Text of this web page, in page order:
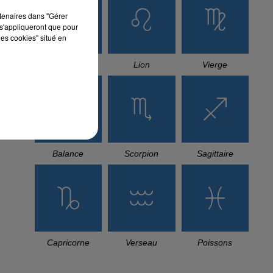
Lion Vierge
Balance Scorpion Sagittaire
Capricorne Verseau Poissons
dans "Gérer
que pour
cookies" situé en